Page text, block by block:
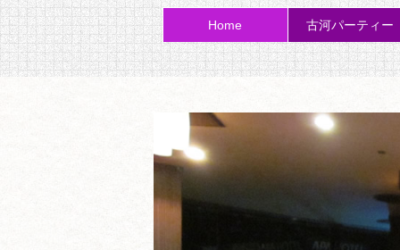
Home 古河パーティー